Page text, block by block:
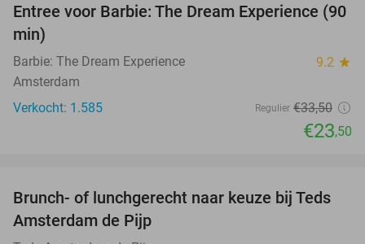
30%
Entree voor Barbie: The Dream Experience (90
min)
Barbie: The Dream Experience 9.2 star
Amsterdam
Verkocht: 1.585
Regulier €33,50
€23,50
29%
TODAY
Brunch- of lunchgerecht naar keuze bij Teds
Amsterdam de Pijp